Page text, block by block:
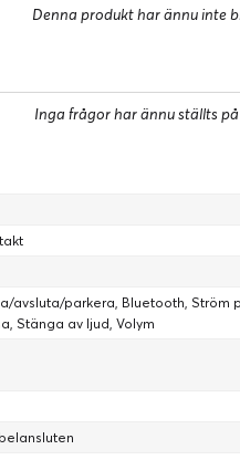
Denna produkt har ännu inte
Inga frågor har ännu ställts
avsluta/parkera, Bluetooth,
Stänga av ljud, Volym